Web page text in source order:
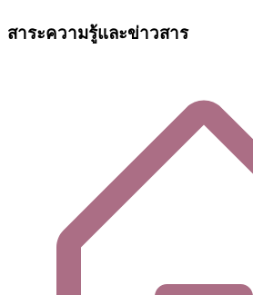
สาระความรู้และข่าวสาร